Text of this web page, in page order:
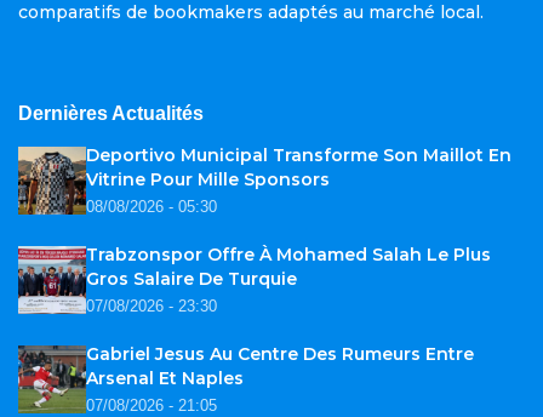
comparatifs de bookmakers adaptés au marché local.
Dernières Actualités
Deportivo Municipal Transforme Son Maillot En
Vitrine Pour Mille Sponsors
08/08/2026 - 05:30
Trabzonspor Offre À Mohamed Salah Le Plus
Gros Salaire De Turquie
07/08/2026 - 23:30
Gabriel Jesus Au Centre Des Rumeurs Entre
Arsenal Et Naples
07/08/2026 - 21:05